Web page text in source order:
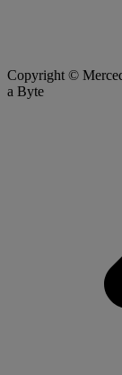
Copyright ©
a Byte